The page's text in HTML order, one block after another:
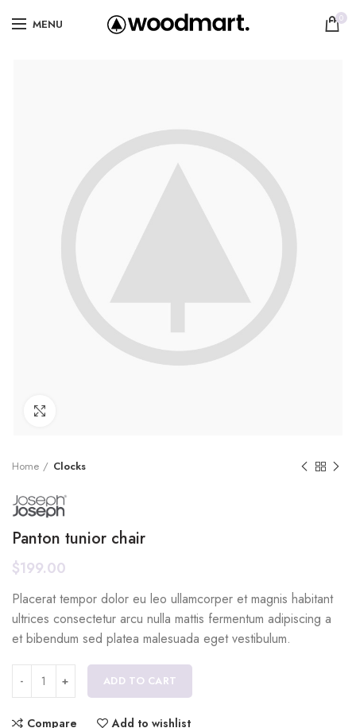
MENU 0
Home Clocks
Panton tunior chair
$199.00
Placerat tempor dolor eu leo ullamcorper et magnis habitant
ultrices consectetur arcu nulla mattis fermentum adipiscing a
et bibendum sed platea malesuada eget vestibulum.
ADD TO CART
Compare Add to wishlist